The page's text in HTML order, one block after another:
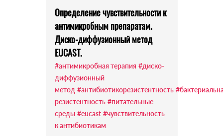
Определение чувствительности к
антимикробным препаратам.
Диско-диффузионный метод
EUCAST.
#антимикробная терапия #диско-
диффузионный
метод #антибиотикорезистентность
резистентность #питательные
среды #eucast #чувствительность
к антибиотикам